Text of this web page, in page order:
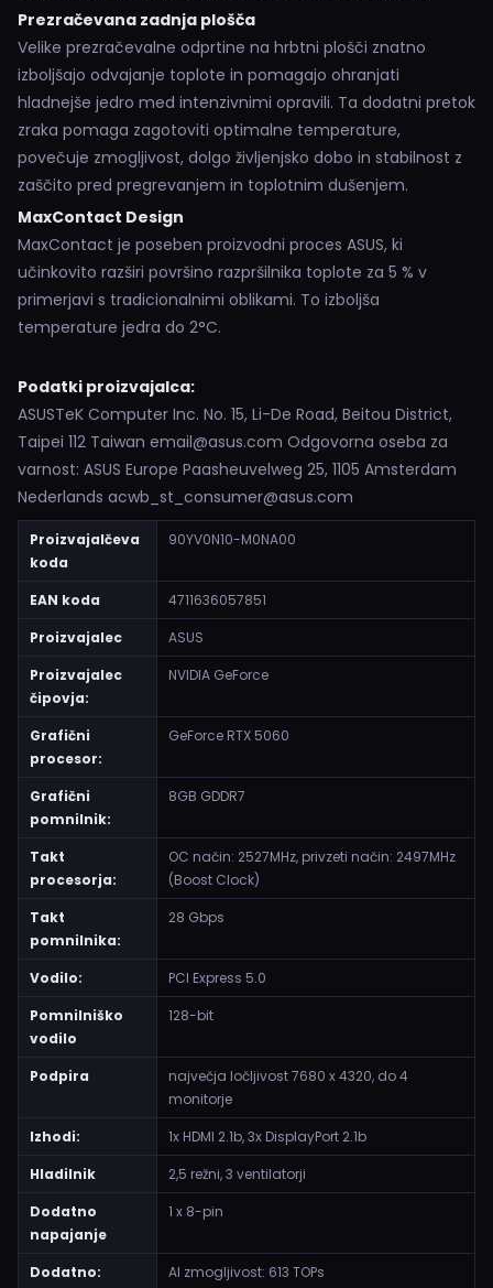
Prezračevana zadnja plošča
Velike prezračevalne odprtine na hrbtni plošči znatno
izboljšajo odvajanje toplote in pomagajo ohranjati
hladnejše jedro med intenzivnimi opravili. Ta dodatni pretok
zraka pomaga zagotoviti optimalne temperature,
povečuje zmogljivost, dolgo življenjsko dobo in stabilnost z
zaščito pred pregrevanjem in toplotnim dušenjem.
MaxContact Design
MaxContact je poseben proizvodni proces ASUS, ki
učinkovito razširi površino razpršilnika toplote za 5 % v
primerjavi s tradicionalnimi oblikami. To izboljša
temperature jedra do 2°C.
Podatki proizvajalca:
ASUSTeK Computer Inc. No. 15, Li-De Road, Beitou District,
Taipei 112 Taiwan email@asus.com Odgovorna oseba za
varnost: ASUS Europe Paasheuvelweg 25, 1105 Amsterdam
Nederlands acwb_st_consumer@asus.com
Proizvajalčeva
koda
90YV0N10-M0NA00
EAN koda
4711636057851
Proizvajalec
ASUS
Proizvajalec
čipovja:
NVIDIA GeForce
Grafični
procesor:
GeForce RTX 5060
Grafični
pomnilnik:
8GB GDDR7
Takt
procesorja:
OC način: 2527MHz, privzeti način: 2497MHz
(Boost Clock)
Takt
pomnilnika:
28 Gbps
Vodilo:
PCI Express 5.0
Pomnilniško
vodilo
128-bit
Podpira
največja ločljivost 7680 x 4320, do 4
monitorje
Izhodi:
1x HDMI 2.1b, 3x DisplayPort 2.1b
Hladilnik
2,5 režni, 3 ventilatorji
Dodatno
napajanje
1 x 8-pin
Dodatno: AI zmogljivost: 613 TOPs